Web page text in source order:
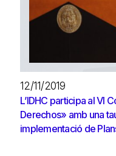
12/11/2019
L’IDHC participa al VI
Derechos» amb una
implementació de